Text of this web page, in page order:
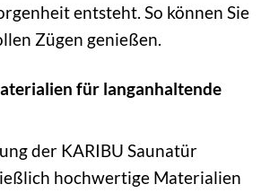
entsteht. So können Sie
Zügen genießen.
für langanhaltende
der KARIBU Saunatür
hochwertige Materialien